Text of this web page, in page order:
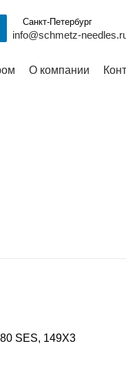
Санкт-Петербург
info@schmetz-
О компании
SES, 149X3